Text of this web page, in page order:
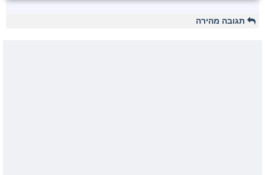
תגובה מהירה